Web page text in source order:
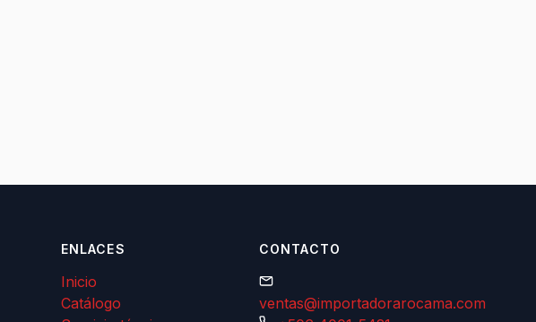
ENLACES
Inicio
Catálogo
CONTACTO
ventas@importadorarocama.com